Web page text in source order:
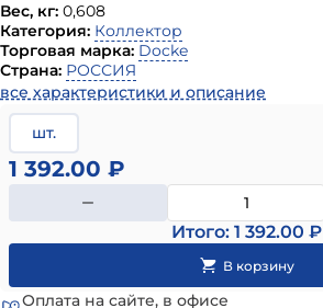
Вес, кг: 0,608
Категория: Коллектор
Торговая марка: Docke
Страна: РОССИЯ
все характеристики и описание
шт.
1 392.00 ₽
Итого: 1 392.00 ₽
Оплата на сайте, в офисе